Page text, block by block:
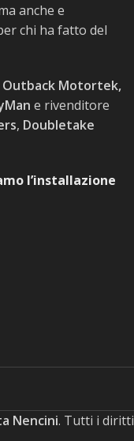
anche e
chi ha fatto del
Outback Motortek,
e rivenditore
, Doubletake
l’installazione
Nencini. Tutti i diritti